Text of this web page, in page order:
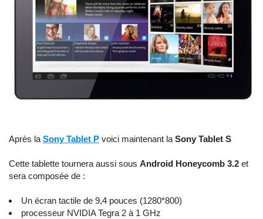
Après la Sony Tablet P voici maintenant la Sony Tablet S
Cette tablette tournera aussi sous Android Honeycomb 3.2 et
sera composée de :
Un écran tactile de 9,4 pouces (1280*800)
processeur NVIDIA Tegra 2 à 1 GHz